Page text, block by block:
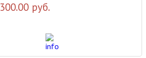
300.00 руб.